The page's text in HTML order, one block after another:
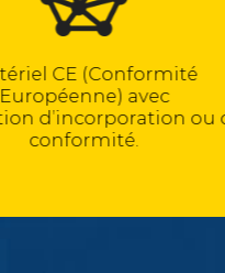
CE (Conformité
avec
ou de